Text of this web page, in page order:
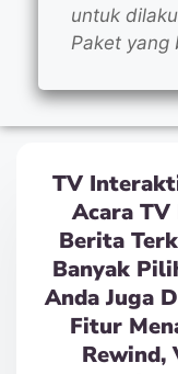
untuk
Paket yang
TV
Acara
Berita
Banyak
Anda Juga
Fitur
Rewind,